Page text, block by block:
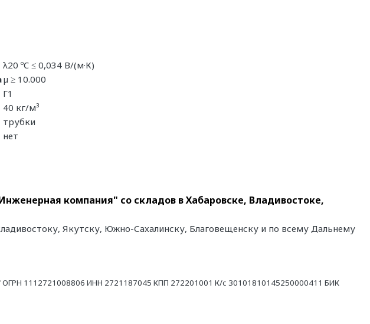
λ20 ºC ≤ 0,034 В/(м·К)
µ ≥ 10.000
Г1
40 кг/м³
трубки
нет
компания" со складов в Хабаровске, Владивостоке,
Якутску, Южно-Сахалинску, Благовещенску и по всему Дальнему
1112721008806 ИНН 2721187045 КПП 272201001 К/с 30101810145250000411 БИК